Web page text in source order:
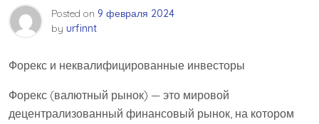
Posted on 9 февраля 2024
by urfinnt
Форекс и неквалифицированные инвесторы
Форекс (валютный рынок) — это мировой
децентрализованный финансовый рынок, на котором